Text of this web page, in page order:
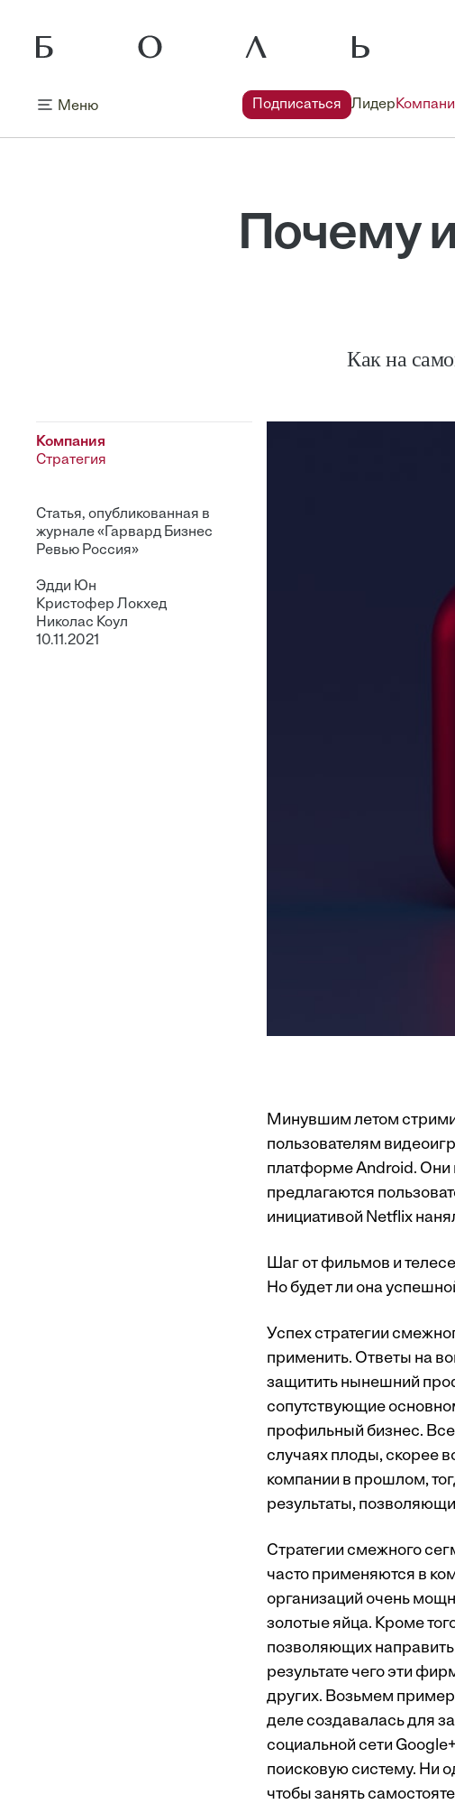
Меню Подписаться Лидер
Почему
Как на
Компания
Стратегия
Статья, опубликованная в
журнале «Гарвард Бизнес
Ревью Россия»
Эдди Юн
Кристофер Локхед
Николас Коул
10.11.2021
Минувшим летом
пользователям
платформе Android. Они
предлагаются
инициативой Netflix
Шаг от фильмов и
Но будет ли она
Успех стратегии
применить. Ответы на
защитить нынешний
сопутствующие
профильный бизнес. Все
случаях плоды, скорее
компании в прошлом,
результаты,
Стратегии смежного
часто применяются в
организаций очень
золотые яйца. Кроме
позволяющих
результате чего эти
других. Возьмем
деле создавалась для
социальной сети
поисковую систему. Ни
чтобы занять